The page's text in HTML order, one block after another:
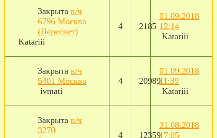
Закрыта в/ч
6796 Москва
(Пересвет)
Katariii
4 2185
01.09.2018
12:14
Katariii
Закрыта в/ч
5401 Москва
ivmati
4 20989
01.09.2018
11:39
Katariii
Закрыта в/ч
3270
4 12359
31.08.2018
17:05